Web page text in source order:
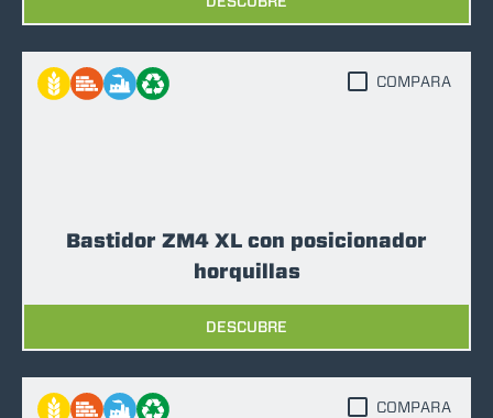
Bastidor ZM4 XL con posicionador
horquillas
DESCUBRE
COMPARA
COMPARA